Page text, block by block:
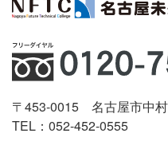
〒453-0015 名古屋市中
TEL：052-452-0555